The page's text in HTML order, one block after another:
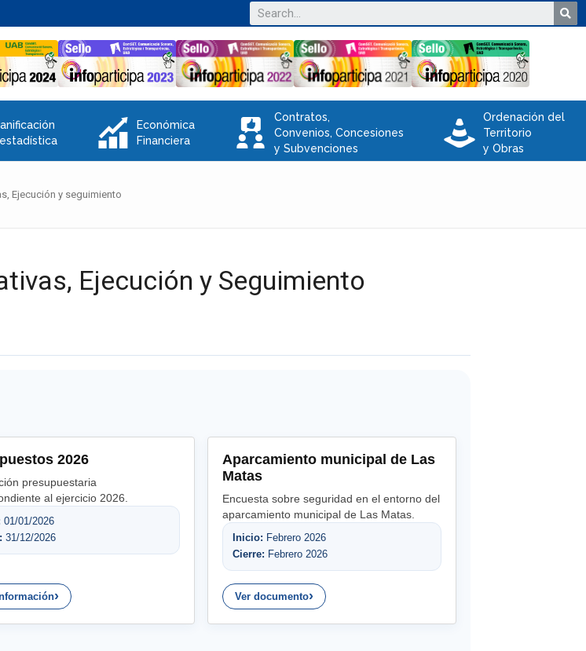
Q
Económica
Financiera
V
Contratos,
Convenios, Concesiones
y Subvenciones
e
Ordenación del
Territorio
y Obras
Ejecución y seguimiento
Ejecución y Seguimiento
2026
presupuestaria
al ejercicio 2026.
01/01/2026
31/12/2026
Aparcamiento municipal de Las
Matas
Encuesta sobre seguridad en el entorno del
aparcamiento municipal de Las Matas.
Inicio: Febrero 2026
Cierre: Febrero 2026
Ver documento